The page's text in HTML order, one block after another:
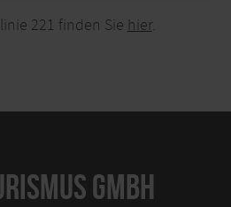
221 finden Sie hier.
GMBH